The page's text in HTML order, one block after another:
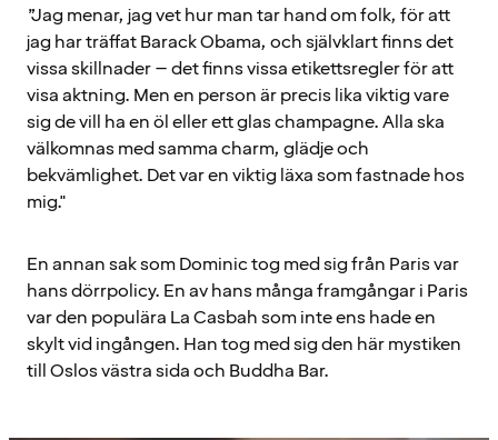
”Jag menar, jag vet hur man tar hand om folk, för att
jag har träffat Barack Obama, och självklart finns det
vissa skillnader – det finns vissa etikettsregler för att
visa aktning. Men en person är precis lika viktig vare
sig de vill ha en öl eller ett glas champagne. Alla ska
välkomnas med samma charm, glädje och
bekvämlighet. Det var en viktig läxa som fastnade hos
mig."
En annan sak som Dominic tog med sig från Paris var
hans dörrpolicy. En av hans många framgångar i Paris
var den populära La Casbah som inte ens hade en
skylt vid ingången. Han tog med sig den här mystiken
till Oslos västra sida och Buddha Bar.